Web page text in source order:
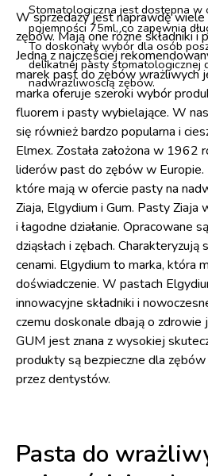
Stomatologiczna jest dostępna w
pojemności 75ml, co zapewnia
To doskonały wybór dla osób
delikatnej pasty stomatologicznej
nadwrażliwością zębów.
W sprzedaży jest naprawdę
zębów. Mają one różne składniki i
Jedną z najczęściej
marek past do zębów wrażliwych
marka oferuje szeroki wybór
fluorem i pasty wybielające. W
się również bardzo popularna i
Elmex. Została założona w 1962
liderów past do zębów w Europie.
które mają w ofercie pasty na
Ziaja, Elgydium i Gum. Pasty Ziaja
i łagodne działanie. Opracowane
dziąsłach i zębach.
cenami. Elgydium to marka, która
doświadczenie. W pastach
innowacyjne składniki i
czemu doskonale dbają o zdrowie
GUM jest znana z wysokiej
produkty są bezpieczne dla zębów
przez dentystów.
Pasta do